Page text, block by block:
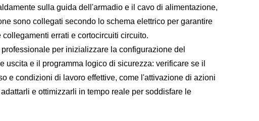
sulla guida dell'armadio e il cavo di alimentazione,
sono collegati secondo lo schema elettrico per garantire
errati e cortocircuiti circuito.
per inizializzare la configurazione del
e il programma logico di sicurezza: verificare se il
e condizioni di lavoro effettive, come l'attivazione di azioni
e ottimizzarli in tempo reale per soddisfare le